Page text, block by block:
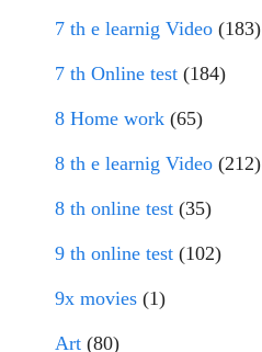
7 th e learnig Video (183)
7 th Online test (184)
8 Home work (65)
8 th e learnig Video (212)
8 th online test (35)
9 th online test (102)
9x movies (1)
Art (80)